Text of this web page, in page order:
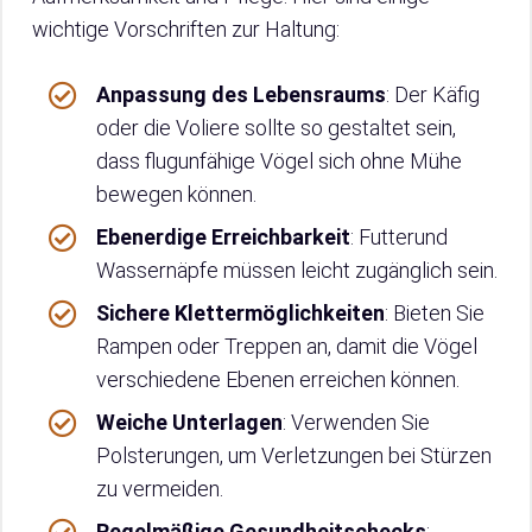
wichtige Vorschriften zur Haltung:
Anpassung des Lebensraums: Der Käfig
oder die Voliere sollte so gestaltet sein,
dass flugunfähige Vögel sich ohne Mühe
bewegen können.
Ebenerdige Erreichbarkeit: Futterund
Wassernäpfe müssen leicht zugänglich sein.
Sichere Klettermöglichkeiten: Bieten Sie
Rampen oder Treppen an, damit die Vögel
verschiedene Ebenen erreichen können.
Weiche Unterlagen: Verwenden Sie
Polsterungen, um Verletzungen bei Stürzen
zu vermeiden.